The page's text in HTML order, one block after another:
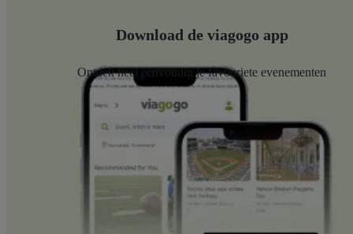
Download de viagogo app
Ontdek heel eenvoudig je favouriete evenementen